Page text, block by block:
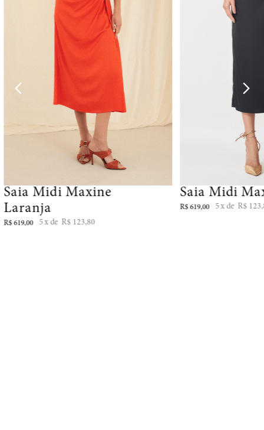
Saia Midi Maxine
Laranja
R$ 619,00 5 R$ 123,80
Saia Midi
R$ 619,00 5 R$ 123,